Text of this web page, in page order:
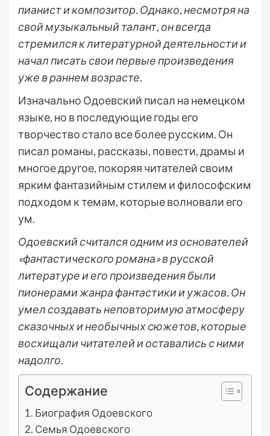
пианист и композитор. Однако, несмотря на
свой музыкальный талант, он всегда
стремился к литературной деятельности и
начал писать свои первые произведения
уже в раннем возрасте.
Изначально Одоевский писал на немецком
языке, но в последующие годы его
творчество стало все более русским. Он
писал романы, рассказы, повести, драмы и
многое другое, покоряя читателей своим
ярким фантазийным стилем и философским
подходом к темам, которые волновали его
ум.
Одоевский считался одним из основателей
«фантастического романа» в русской
литературе и его произведения были
пионерами жанра фантастики и ужасов. Он
умел создавать неповторимую атмосферу
сказочных и необычных сюжетов, которые
восхищали читателей и оставались с ними
надолго.
Содержание
Биография Одоевского
Семья Одоевского